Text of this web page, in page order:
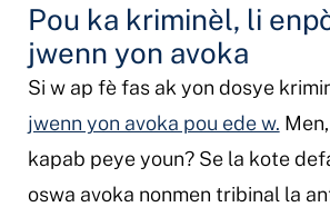
Pou ka kriminèl, li
jwenn yon avoka
Si w ap fè fas ak yon dosye
jwenn yon avoka pou ede w.
kapab peye youn? Se la kote
oswa avoka nonmen tribinal la